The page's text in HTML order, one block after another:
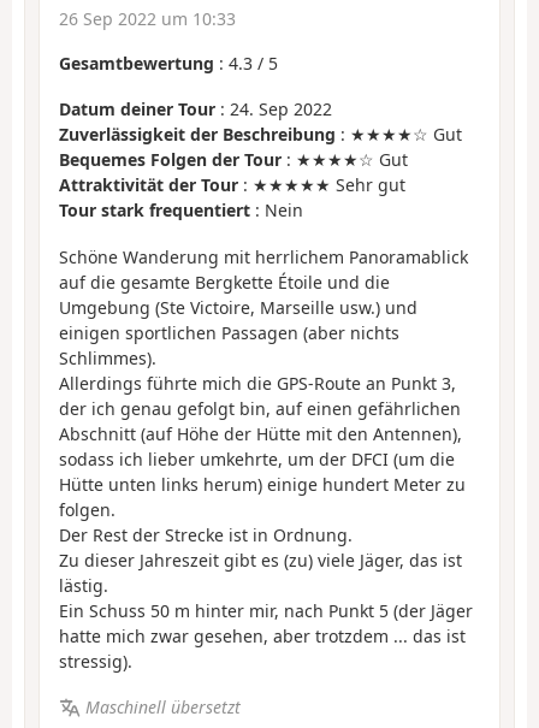
26 Sep 2022 um 10:33
Gesamtbewertung : 4.3 / 5
Datum deiner Tour : 24. Sep 2022
Zuverlässigkeit der Beschreibung : ★★★★☆ Gut
Bequemes Folgen der Tour : ★★★★☆ Gut
Attraktivität der Tour : ★★★★★ Sehr gut
Tour stark frequentiert : Nein
Schöne Wanderung mit herrlichem Panoramablick
auf die gesamte Bergkette Étoile und die
Umgebung (Ste Victoire, Marseille usw.) und
einigen sportlichen Passagen (aber nichts
Schlimmes).
Allerdings führte mich die GPS-Route an Punkt 3,
der ich genau gefolgt bin, auf einen gefährlichen
Abschnitt (auf Höhe der Hütte mit den Antennen),
sodass ich lieber umkehrte, um der DFCI (um die
Hütte unten links herum) einige hundert Meter zu
folgen.
Der Rest der Strecke ist in Ordnung.
Zu dieser Jahreszeit gibt es (zu) viele Jäger, das ist
lästig.
Ein Schuss 50 m hinter mir, nach Punkt 5 (der Jäger
hatte mich zwar gesehen, aber trotzdem ... das ist
stressig).
Maschinell übersetzt